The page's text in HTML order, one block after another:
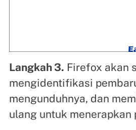
Langkah 3. Firefox akan
mengidentifikasi
mengunduhnya, dan
ulang untuk menerapkan